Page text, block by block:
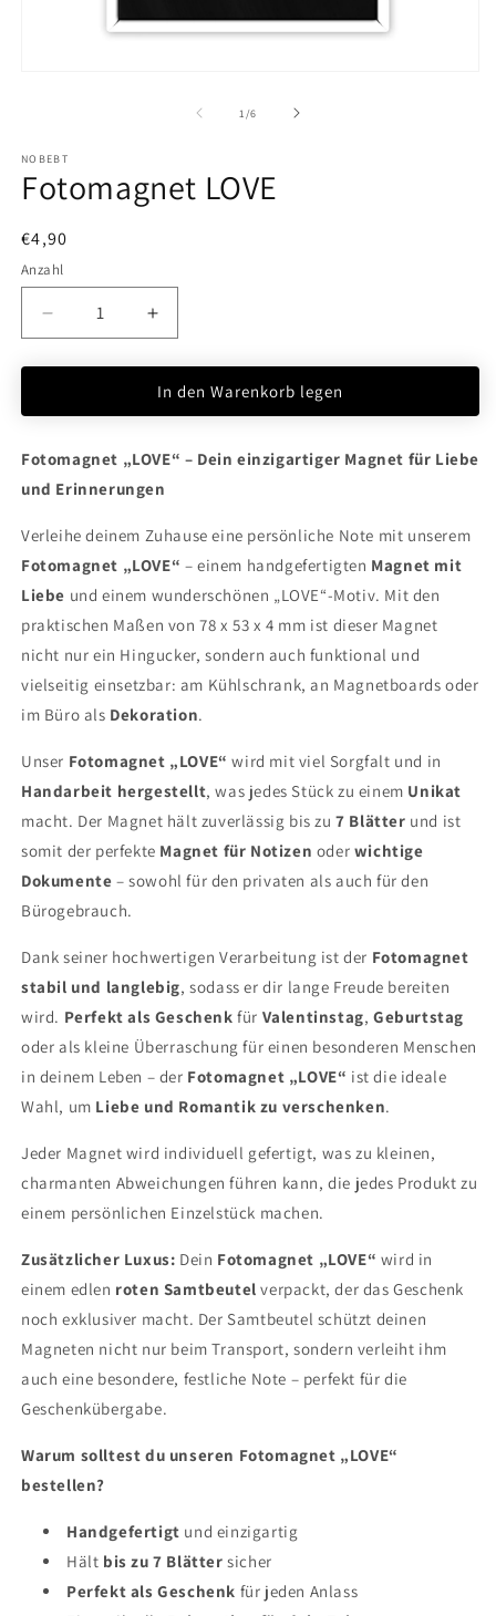
1 /von
6
NOBEBT
Fotomagnet LOVE
Normaler
Preis
€4,90
Anzahl
Verringere
die
Menge
Fotomagnet
Erhöhe
die
Menge
für
Fotomagnet
In den Warenkorb legen
Fotomagnet „LOVE“ – Dein einzigartiger Magnet für Liebe
und Erinnerungen
Verleihe deinem Zuhause eine persönliche Note mit unserem
Fotomagnet „LOVE“ – einem handgefertigten Magnet mit
Liebe und einem wunderschönen „LOVE“-Motiv. Mit den
praktischen Maßen von 78 x 53 x 4 mm ist dieser Magnet
nicht nur ein Hingucker, sondern auch funktional und
vielseitig einsetzbar: am Kühlschrank, an Magnetboards oder
im Büro als Dekoration.
Unser Fotomagnet „LOVE“ wird mit viel Sorgfalt und in
Handarbeit hergestellt, was jedes Stück zu einem Unikat
macht. Der Magnet hält zuverlässig bis zu7 Blätter und ist
somit der perfekte Magnet für Notizen oder wichtige
Dokumente – sowohl für den privaten als auch für den
Bürogebrauch.
Dank seiner hochwertigen Verarbeitung ist der Fotomagnet
stabil und langlebig, sodass er dir lange Freude bereiten
wird. Perfekt als Geschenk für Valentinstag,Geburtstag
oder als kleine Überraschung für einen besonderen Menschen
in deinem Leben – der Fotomagnet „LOVE“ ist die ideale
Wahl, um Liebe und Romantik zu verschenken.
Jeder Magnet wird individuell gefertigt, was zu kleinen,
charmanten Abweichungen führen kann, die jedes Produkt zu
einem persönlichen Einzelstück machen.
Zusätzlicher Luxus: Dein Fotomagnet „LOVE“ wird in
einem edlen roten Samtbeutel verpackt, der das Geschenk
noch exklusiver macht. Der Samtbeutel schützt deinen
Magneten nicht nur beim Transport, sondern verleiht ihm
auch eine besondere, festliche Note – perfekt für die
Geschenkübergabe.
Warum solltest du unseren Fotomagnet „LOVE“
bestellen?
Handgefertigt und einzigartig
Hält bis zu 7 Blätter sicher
Perfekt als Geschenk für jeden Anlass